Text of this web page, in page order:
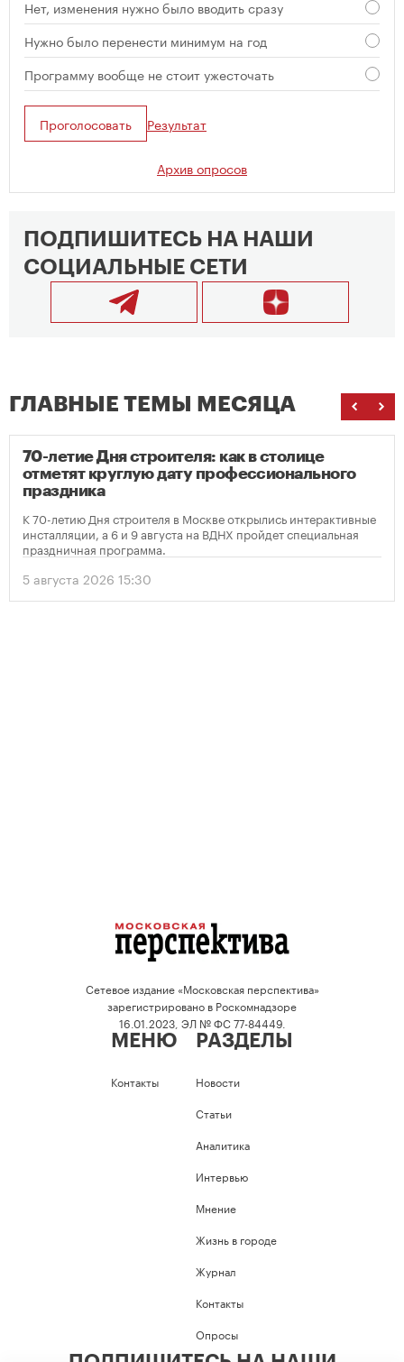
Нет, изменения нужно было вводить сразу
Нужно было перенести минимум на год
Программу вообще не стоит ужесточать
Проголосовать Результат
Архив опросов
ПОДПИШИТЕСЬ НА НАШИ
СОЦИАЛЬНЫЕ СЕТИ
ГЛАВНЫЕ ТЕМЫ МЕСЯЦА
70-летие Дня строителя: как в столице
отметят круглую дату профессионального
праздника
К 70-летию Дня строителя в Москве открылись интерактивные
инсталляции, а 6 и 9 августа на ВДНХ пройдет специальная
праздничная программа.
5 августа 2026 15:30
Сетевое издание «Московская перспектива»
зарегистрировано в Роскомнадзоре
16.01.2023, ЭЛ № ФС 77-84449.
МЕНЮ
Контакты
РАЗДЕЛЫ
Новости
Статьи
Аналитика
Интервью
Мнение
Жизнь в городе
Журнал
Контакты
Опросы